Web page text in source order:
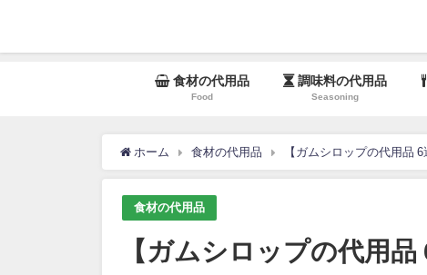
食材の代用品
Food
調味料の代用品
Seasoning
ホーム 食材の代用品 【ガムシロップの代用品
食材の代用品
【ガムシロップの代用